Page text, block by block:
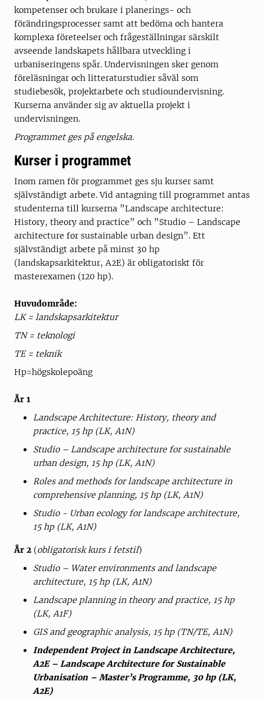
kompetenser och brukare i planerings- och
förändringsprocesser samt att bedöma och hantera
komplexa företeelser och frågeställningar särskilt
avseende landskapets hållbara utveckling i
urbaniseringens spår. Undervisningen sker genom
föreläsningar och litteraturstudier såväl som
studiebesök, projektarbete och studioundervisning.
Kurserna använder sig av aktuella projekt i
undervisningen.
Programmet ges på engelska.
Kurser i programmet
Inom ramen för programmet ges sju kurser samt
självständigt arbete. Vid antagning till programmet antas
studenterna till kurserna ”Landscape architecture:
History, theory and practice” och ”Studio – Landscape
architecture for sustainable urban design”. Ett
självständigt arbete på minst 30 hp
(landskapsarkitektur, A2E) är obligatoriskt för
masterexamen (120 hp).
Huvudområde:
LK = landskapsarkitektur
TN = teknologi
TE = teknik
Hp=högskolepoäng
År 1
Landscape Architecture: History, theory and
practice, 15 hp (LK, A1N)
Studio – Landscape architecture for sustainable
urban design, 15 hp (LK, A1N)
Roles and methods for landscape architecture in
comprehensive planning, 15 hp (LK, A1N)
Studio - Urban ecology for landscape architecture,
15 hp (LK, A1N)
År 2 (obligatorisk kurs i fetstil)
Studio – Water environments and landscape
architecture, 15 hp (LK, A1N)
Landscape planning in theory and practice, 15 hp
(LK, A1F)
GIS and geographic analysis, 15 hp (TN/TE, A1N)
Independent Project in Landscape Architecture,
A2E – Landscape Architecture for Sustainable
Urbanisation – Master’s Programme, 30 hp (LK,
A2E)